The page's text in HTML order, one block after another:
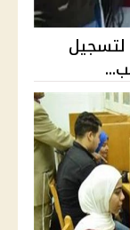
موعد لتسجيل